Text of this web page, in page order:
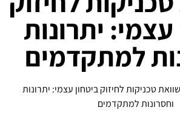
עצמי: יתרונות
למתקדמים
טכניקות לחיזוק ביטחון עצמי: יתרונות
וחסרונות למתקדמים